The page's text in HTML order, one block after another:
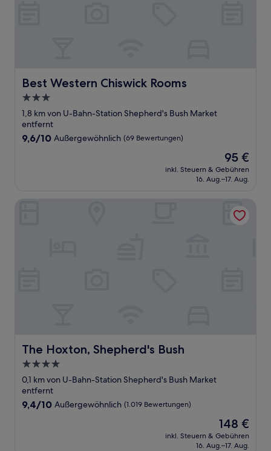
Best Western Chiswick Rooms
Best Western Chiswick Rooms
3.0-
Sterne-
Unterkunft
1,8 km von U-Bahn-Station Shepherd's Bush Market
entfernt
9.6
9,6/10 Außergewöhnlich (69 Bewertungen)
Der
Preis
beträgt
95 €
inkl. Steuern & Gebühren
16. Aug.–17. Aug.
The Hoxton, Shepherd's Bush
The Hoxton, Shepherd's Bush
4.0-
Sterne-
Unterkunft
0,1 km von U-Bahn-Station Shepherd's Bush Market
entfernt
9.4
9,4/10 Außergewöhnlich (1.019 Bewertungen)
Der
Preis
beträgt
148 €
inkl. Steuern & Gebühren
16. Aug.–17. Aug.